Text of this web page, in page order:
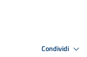
Condividi